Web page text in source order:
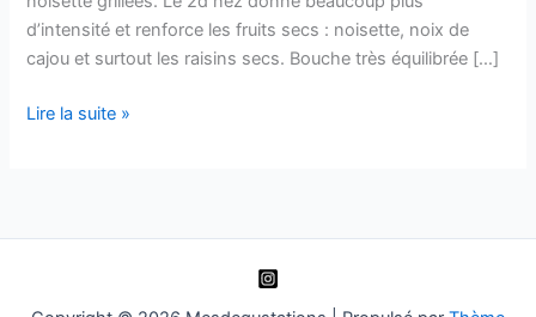
d’intensité et renforce les fruits secs : noisette, noix de
cajou et surtout les raisins secs. Bouche très équilibrée […]
Saint-
Lire la suite »